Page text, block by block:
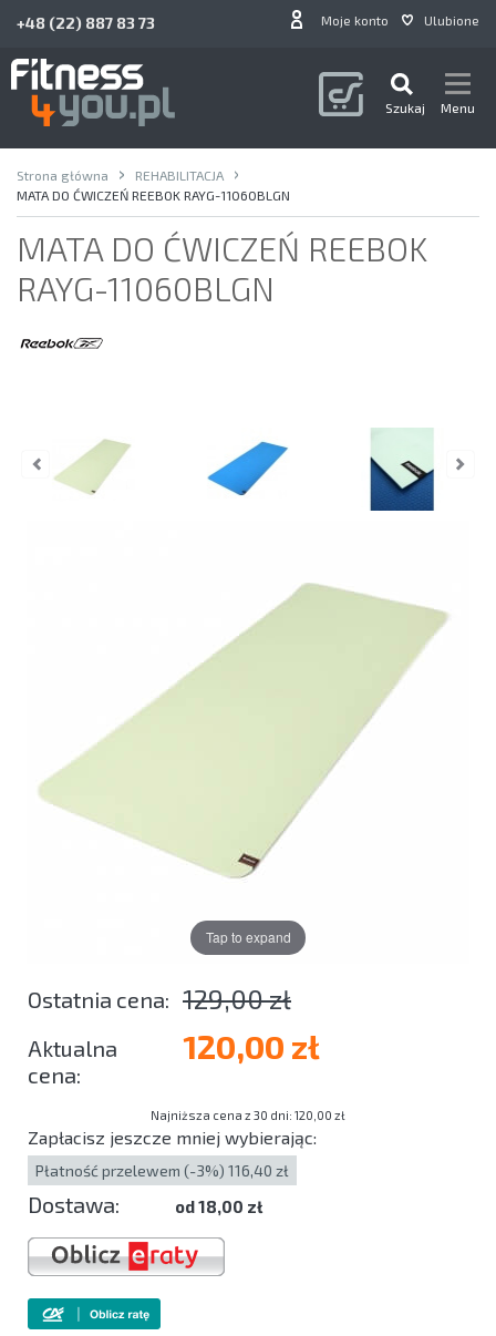
+48 (22) 887 83 73 Moje konto Ulubione
Szukaj Menu
Strona główna
REHABILITACJA
MATA DO ĆWICZEŃ REEBOK RAYG-11060BLGN
MATA DO ĆWICZEŃ REEBOK
RAYG-11060BLGN
Tap to expand
129,00 zł
120,00 zł
Najniższa cena z 30 dni: 120,00 zł
Zapłacisz jeszcze mniej wybierając:
Płatność przelewem (-3%) 116,40 zł
Dostawa: od 18,00 zł